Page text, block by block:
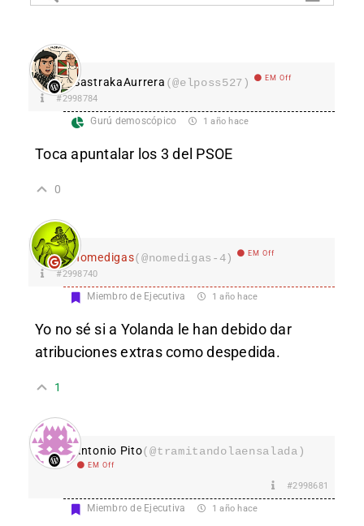
SastrakaAurrera (@elposs527) EM Off
#2998784
Gurú demoscópico 1 año hace
Toca apuntalar los 3 del PSOE
0
nomedigas(@nomedigas-4) EM Off
#2998740
Miembro de Ejecutiva 1 año hace
Yo no sé si a Yolanda le han debido dar
atribuciones extras como despedida.
1
Antonio Pito(@tramitandolaensalada)
EM Off
#2998681
Miembro de Ejecutiva 1 año hace